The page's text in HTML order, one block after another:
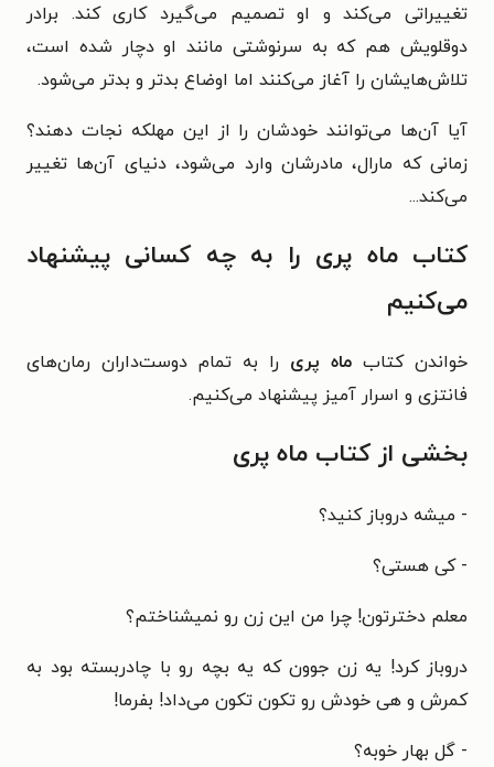
تغییراتی می‌کند و او تصمیم می‌گیرد کاری کند. برادر
دوقلویش هم که به سرنوشتی مانند او دچار شده است،
تلاش‌هایشان را آغاز می‌کنند اما اوضاع بدتر و بدتر می‌شود.
آیا آن‌ها می‌توانند خودشان را از این مهلکه نجات دهند؟
زمانی که مارال، مادرشان وارد می‌شود، دنیای آن‌ها تغییر
می‌کند...
کتاب ماه پری را به چه کسانی پیشنهاد
می‌کنیم
خواندن کتاب ماه پری را به تمام دوست‌داران رمان‌های
فانتزی و اسرار آمیز پیشنهاد می‌کنیم.
بخشی از کتاب ماه پری
- میشه دروباز کنید؟
- کی هستی؟
معلم دخترتون! چرا من این زن رو نمیشناختم؟
دروباز کرد! یه زن جوون که یه بچه رو با چادربسته بود به
کمرش و هی خودش رو تکون تکون می‌داد! بفرما!
- گل بهار خوبه؟